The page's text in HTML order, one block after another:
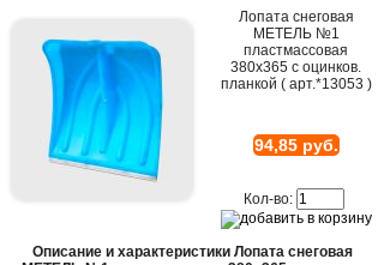
Лопата снеговая
МЕТЕЛЬ №1
пластмассовая
380х365 с оцинков.
планкой ( арт.*13053 )
94,85 руб.
Кол-во:
Описание и характеристики Лопата снеговая